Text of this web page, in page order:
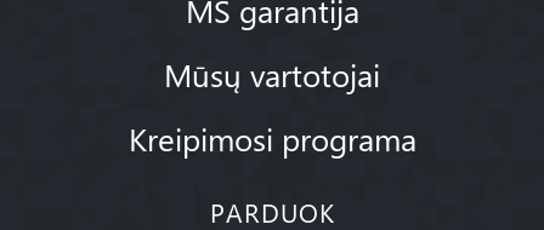
MS garantija
Mūsų vartotojai
Kreipimosi programa
PARDUOK